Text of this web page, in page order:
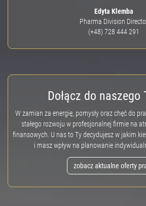
Edyta Klemba
Pharma Division
(+48) 728 444 291
Dołącz do naszego
W zamian za energię, pomysły oraz chęć do
stałego rozwoju w profesjonalnej firmie na
finansowych. U nas to Ty decydujesz w jakim
i masz wpływ na planowanie
zobacz aktualne oferty